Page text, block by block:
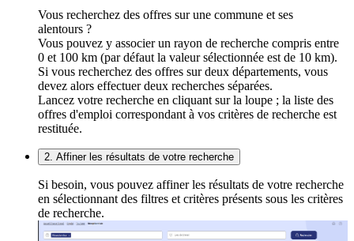
Vous recherchez des offres sur une commune et ses
alentours ?
Vous pouvez y associer un rayon de recherche compris entre
0 et 100 km (par défaut la valeur sélectionnée est de 10 km).
Si vous recherchez des offres sur deux départements, vous
devez alors effectuer deux recherches séparées.
Lancez votre recherche en cliquant sur la loupe ; la liste des
offres d'emploi correspondant à vos critères de recherche est
restituée.
2. Affiner les résultats de votre recherche
Si besoin, vous pouvez affiner les résultats de votre recherche
en sélectionnant des filtres et critères présents sous les critères
de recherche.